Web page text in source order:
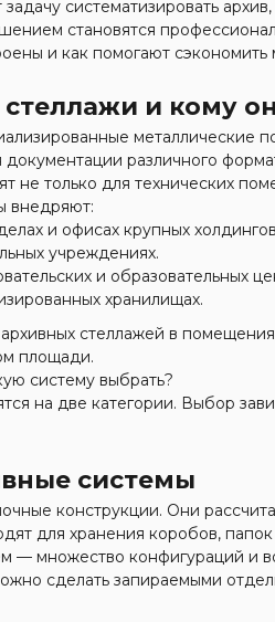
систематизировать
становятся
и как помогают сэкономить
стеллажи и кому
металлические
различного
не только для технических
внедряют:
и офисах крупных
учреждениях.
и образовательных
хранилищах.
стеллажей в
площади.
систему выбрать?
на две категории. Выбор
системы
конструкции. Они
для хранения коробов, папок
— множество конфигураций и
сделать запираемыми